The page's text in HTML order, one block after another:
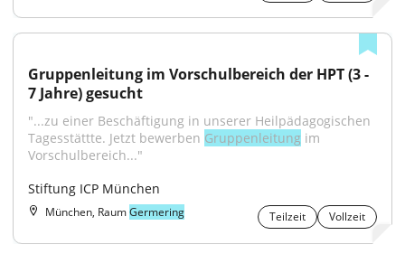
Gruppenleitung im Vorschulbereich der HPT (3 -
7 Jahre) gesucht
"...zu einer Beschäftigung in unserer Heilpädagogischen
Tagesstättte. Jetzt bewerben Gruppenleitung im
Vorschulbereich..."
Stiftung ICP München
München, RaumGermering Teilzeit Vollzeit